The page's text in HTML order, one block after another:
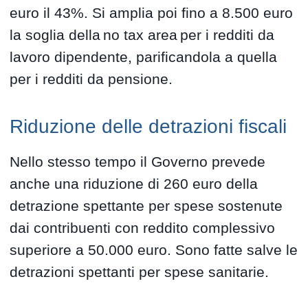
euro il 43%. Si amplia poi fino a 8.500 euro
la soglia della no tax area per i redditi da
lavoro dipendente, parificandola a quella
per i redditi da pensione.
Riduzione delle detrazioni fiscali
Nello stesso tempo il Governo prevede
anche una riduzione di 260 euro della
detrazione spettante per spese sostenute
dai contribuenti con reddito complessivo
superiore a 50.000 euro. Sono fatte salve le
detrazioni spettanti per spese sanitarie.